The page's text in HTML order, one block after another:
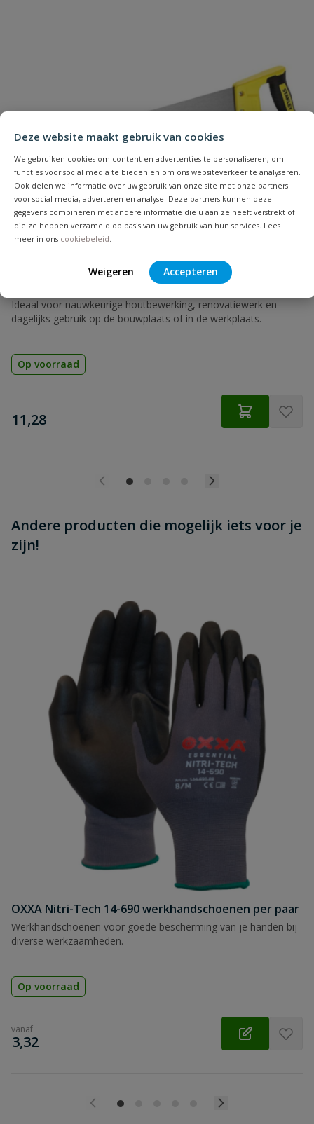
Deze website maakt gebruik van cookies
We gebruiken cookies om content en advertenties te personaliseren, om
functies voor social media te bieden en om ons websiteverkeer te analyseren.
Ook delen we informatie over uw gebruik van onze site met onze partners
voor social media, adverteren en analyse. Deze partners kunnen deze
gegevens combineren met andere informatie die u aan ze heeft verstrekt of
die ze hebben verzameld op basis van uw gebruik van hun services. Lees
meer in ons cookiebeleid.
Weigeren Accepteren
Beoordeling
Beoordeling versturen
Stanley SharpCut handzaag 550mm 11TPI
Ideaal voor nauwkeurige houtbewerking, renovatiewerk en
dagelijks gebruik op de bouwplaats of in de werkplaats.
Op voorraad
€
11,28
Andere producten die mogelijk iets voor je
zijn!
OXXA Nitri-Tech 14-690 werkhandschoenen per paar
Werkhandschoenen voor goede bescherming van je handen bij
diverse werkzaamheden.
Op voorraad
vanaf
€
3,32